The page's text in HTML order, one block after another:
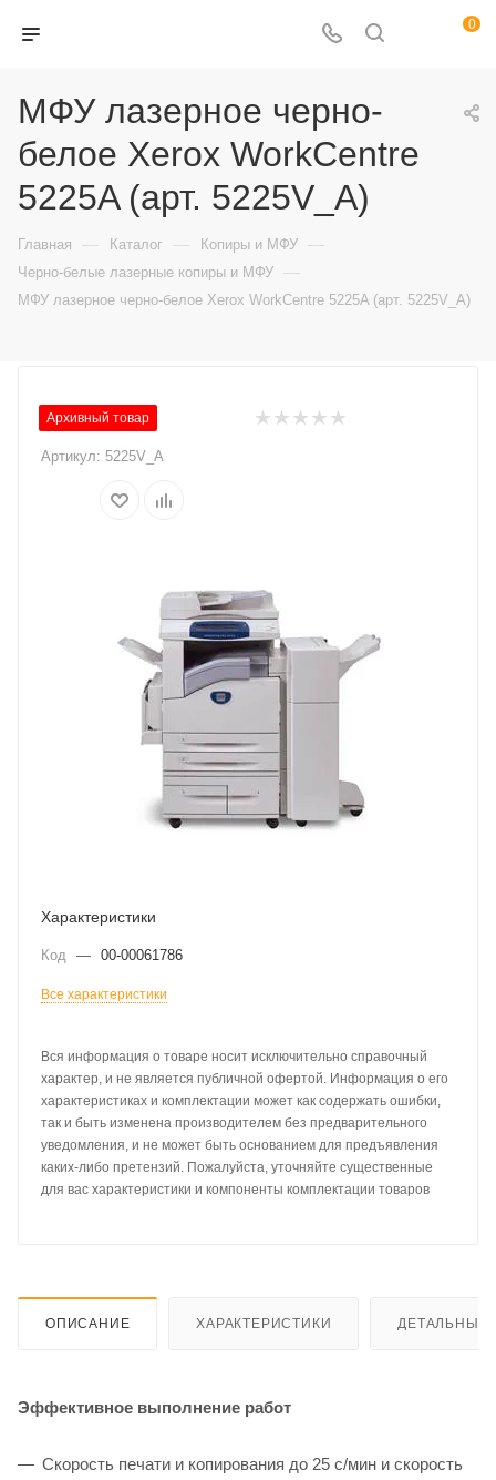
0
МФУ лазерное черно-
белое Xerox WorkCentre
5225A (арт. 5225V_A)
Главная — Каталог — Копиры и МФУ —
Черно-белые лазерные копиры и МФУ —
МФУ лазерное черно-белое Xerox WorkCentre 5225A (арт. 5225V_A)
Архивный товар
Артикул: 5225V_A
Характеристики
Код — 00-00061786
Все характеристики
Вся информация о товаре носит исключительно справочный
характер, и не является публичной офертой. Информация о его
характеристиках и комплектации может как содержать ошибки,
так и быть изменена производителем без предварительного
уведомления, и не может быть основанием для предъявления
каких-либо претензий. Пожалуйста, уточняйте существенные
для вас характеристики и компоненты комплектации товаров
ОПИСАНИЕ ХАРАКТЕРИСТИКИ ДЕТАЛЬНЫЕ
Эффективное выполнение работ
Скорость печати и копирования до 25 с/мин и скорость